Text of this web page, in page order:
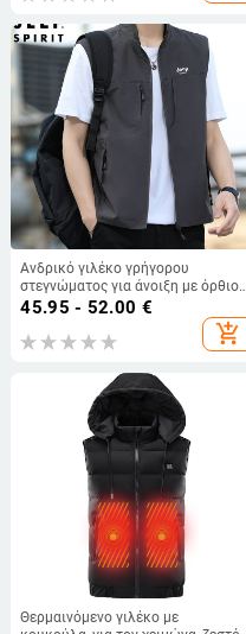
Ανδρικό γιλέκο γρήγορου
στεγνώματος για άνοιξη με όρθιο
γιακά, φερμουάρ, λεπτή ύφανση,
ίσιο τελείωμα – αθλητικό στυλ
45.95 - 52.00 €
add_shopping_cart
Θερμαινόμενο γιλέκο με